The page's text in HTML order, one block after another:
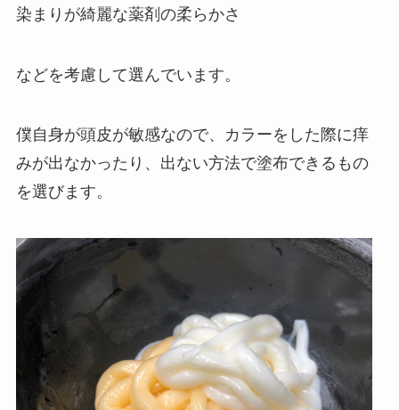
染まりが綺麗な薬剤の柔らかさ
などを考慮して選んでいます。
僕自身が頭皮が敏感なので、カラーをした際に痒
みが出なかったり、出ない方法で塗布できるもの
を選びます。